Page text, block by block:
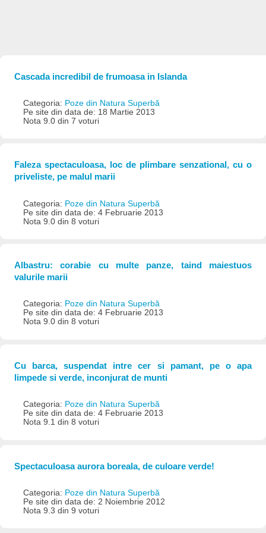
Cascada incredibil de frumoasa in Islanda
Categoria: Poze din Natura Superbă
Pe site din data de: 18 Martie 2013
Nota 9.0 din 7 voturi
Faleza spectaculoasa, loc de plimbare senzational, cu o
priveliste, pe malul marii
Categoria: Poze din Natura Superbă
Pe site din data de: 4 Februarie 2013
Nota 9.0 din 8 voturi
Albastru: corabie cu multe panze, taind maiestuos
valurile marii
Categoria: Poze din Natura Superbă
Pe site din data de: 4 Februarie 2013
Nota 9.0 din 8 voturi
Cu barca, suspendat intre cer si pamant, pe o apa
limpede si verde, inconjurat de munti
Categoria: Poze din Natura Superbă
Pe site din data de: 4 Februarie 2013
Nota 9.1 din 8 voturi
Spectaculoasa aurora boreala, de culoare verde!
Categoria: Poze din Natura Superbă
Pe site din data de: 2 Noiembrie 2012
Nota 9.3 din 9 voturi